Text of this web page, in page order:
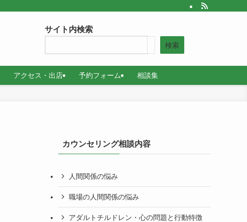
アクセス・出店 予約フォーム 相談集
サイト内検索
検索
カウンセリング相談内容
人間関係の悩み
職場の人間関係の悩み
アダルトチルドレン・心の問題と行動特徴